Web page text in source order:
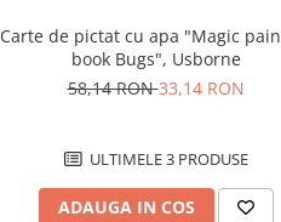
Carte de pictat cu apa "Magic
book Bugs", Usborne
58,14 RON33,14 RON
ULTIMELE 3 PRODUSE
ADAUGA IN COS